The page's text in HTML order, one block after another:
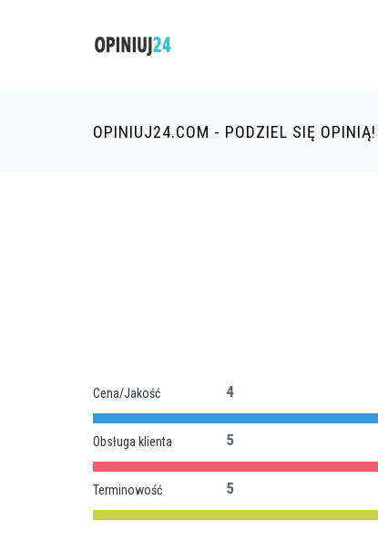
OPINIUJ24.COM - PODZIEL SIĘ OPINIĄ!
Cena/Jakość 4
Obsługa klienta 5
Terminowość 5